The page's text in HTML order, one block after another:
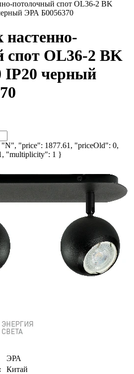
потолочный спот OL36-2 BK
ЭРА Б0056370
спот OL36-2 BK
IP20 черный
"price": 1877.61, "priceOld": 0,
"multiplicity": 1 }
ЭРА
Китай